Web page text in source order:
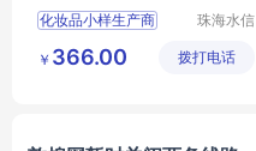
化妆品小样生产商
化妆品生产厂址
珠海水信
有限公司
￥ 366.00 拨打电话